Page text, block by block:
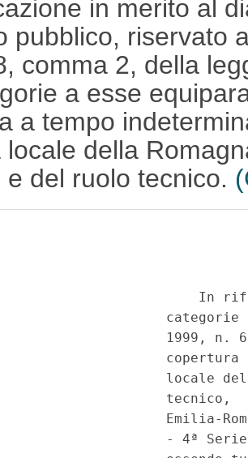
in merito al
pubblico, riservato
comma 2, della
a esse
a tempo
locale della
e del ruolo tecnico.